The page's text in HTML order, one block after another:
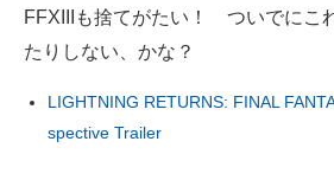
FFXIIIも捨てがたい！ ついでにこ
たりしない、かな？
LIGHTNING RETURNS: FINAL
spective Trailer